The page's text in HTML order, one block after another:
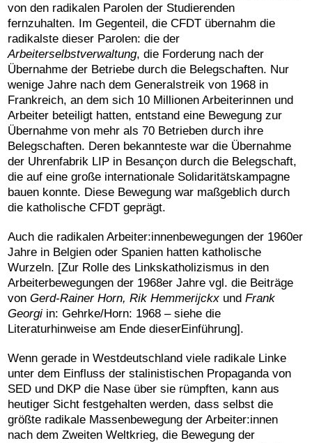
von den radikalen Parolen der Studierenden
fernzuhalten. Im Gegenteil, die CFDT übernahm die
radikalste dieser Parolen: die der
Arbeiterselbstverwaltung, die Forderung nach der
Übernahme der Betriebe durch die Belegschaften. Nur
wenige Jahre nach dem Generalstreik von 1968 in
Frankreich, an dem sich 10 Millionen Arbeiterinnen und
Arbeiter beteiligt hatten, entstand eine Bewegung zur
Übernahme von mehr als 70 Betrieben durch ihre
Belegschaften. Deren bekannteste war die Übernahme
der Uhrenfabrik LIP in Besançon durch die Belegschaft,
die auf eine große internationale Solidaritätskampagne
bauen konnte. Diese Bewegung war maßgeblich durch
die katholische CFDT geprägt.
Auch die radikalen Arbeiter:innenbewegungen der 1960er
Jahre in Belgien oder Spanien hatten katholische
Wurzeln. [Zur Rolle des Linkskatholizismus in den
Arbeiterbewegungen der 1968er Jahre vgl. die Beiträge
vonGerd-Rainer Horn, Rik Hemmerijckx undFrank
Georgi in: Gehrke/Horn: 1968 – siehe die
Literaturhinweise am Ende dieserEinführung].
Wenn gerade in Westdeutschland viele radikale Linke
unter dem Einfluss der stalinistischen Propaganda von
SED und DKP die Nase über sie rümpften, kann aus
heutiger Sicht festgehalten werden, dass selbst die
größte radikale Massenbewegung der Arbeiter:innen
nach dem Zweiten Weltkrieg, die Bewegung der